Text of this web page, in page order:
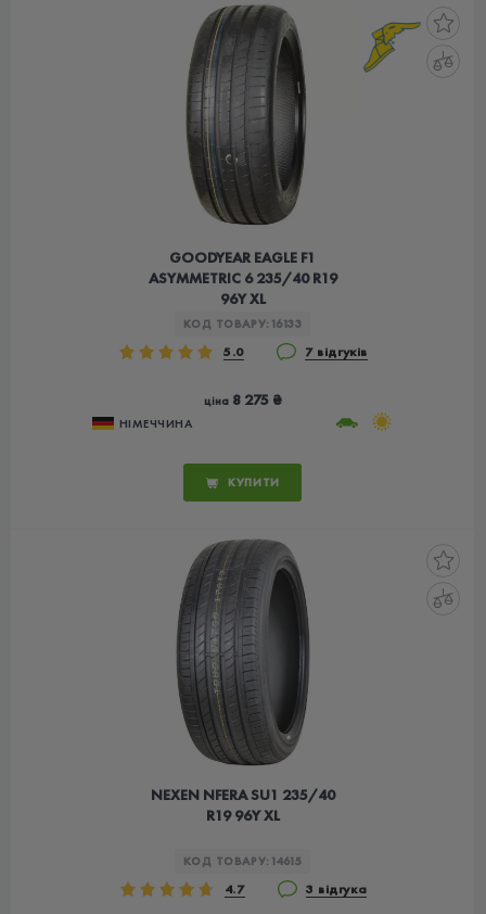
GOODYEAR EAGLE F1
ASYMMETRIC 6 235/40 R19
96Y XL
КОД ТОВАРУ: 16133
5.0 7 відгуків
ціна8 275 ₴
НІМЕЧЧИНА
КУПИТИ
NEXEN NFERA SU1 235/40
R19 96Y XL
КОД ТОВАРУ: 14615
4.7 3 відгука